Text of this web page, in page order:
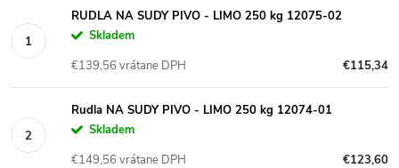
RUDLA NA SUDY PIVO - LIMO 250 kg 12075-02
Skladem
€115,34
€139,56 vrátane DPH
Rudla NA SUDY PIVO - LIMO 250 kg 12074-01
Skladem
€123,60
€149,56 vrátane DPH